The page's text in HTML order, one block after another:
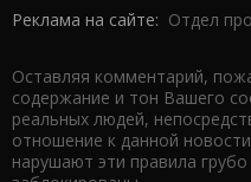
Реклама на сайте: Отдел
Оставляя комментарий,
содержание и тон Вашего
реальных людей,
отношение к данной
нарушают эти правила